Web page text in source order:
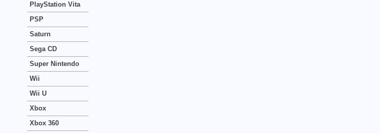
PlayStation Vita
PSP
Saturn
Sega CD
Super Nintendo
Wii
Wii U
Xbox
Xbox 360